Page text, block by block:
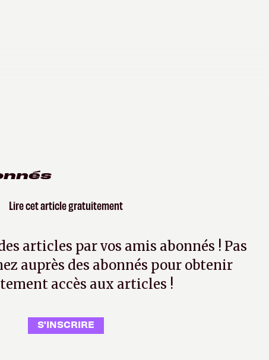
Lire cet article gratuitement
articles par vos amis abonnés ! Pas
auprès des abonnés pour obtenir
accès aux articles !
S'INSCRIRE